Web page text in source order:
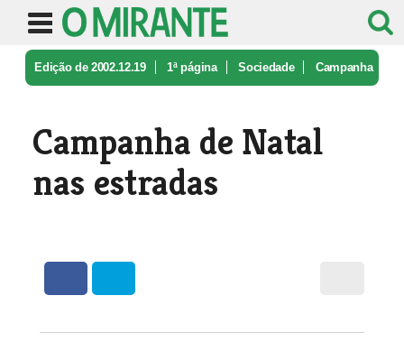
Edição de 2002.12.19 1ª página Sociedade Campanha
Campanha de Natal
nas estradas